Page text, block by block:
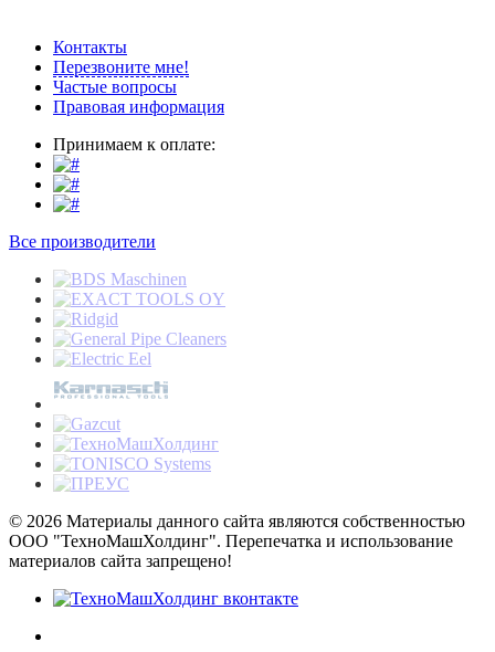
Контакты
Перезвоните мне!
Частые вопросы
Правовая информация
Принимаем к оплате:
Все производители
© 2026 Материалы данного сайта являются собственностью
ООО "ТехноМашХолдинг". Перепечатка и использование
материалов сайта запрещено!